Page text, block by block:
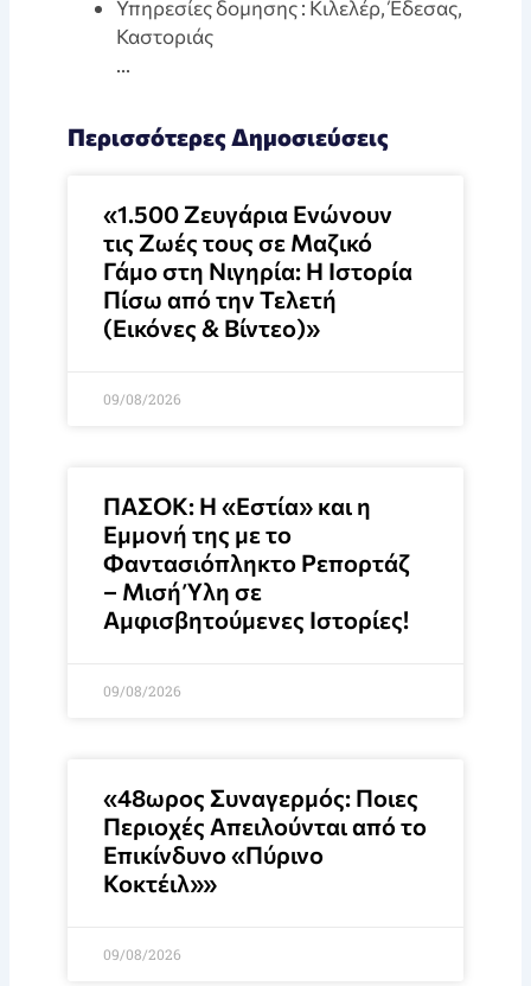
Υπηρεσίες δομησης : Κιλελέρ, Έδεσας,
Καστοριάς
…
Περισσότερες Δημοσιεύσεις
«1.500 Ζευγάρια Ενώνουν
τις Ζωές τους σε Μαζικό
Γάμο στη Νιγηρία: Η Ιστορία
Πίσω από την Τελετή
(Εικόνες & Βίντεο)»
09/08/2026
ΠΑΣΟΚ: Η «Εστία» και η
Εμμονή της με το
Φαντασιόπληκτο Ρεπορτάζ
– Μισή Ύλη σε
Αμφισβητούμενες Ιστορίες!
09/08/2026
«48ωρος Συναγερμός: Ποιες
Περιοχές Απειλούνται από το
Επικίνδυνο «Πύρινο
Κοκτέιλ»»
09/08/2026